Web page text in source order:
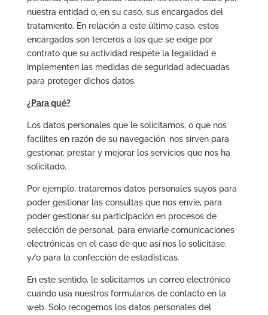
nuestra entidad o, en su caso, sus encargados del
tratamiento. En relación a este último caso, estos
encargados son terceros a los que se exige por
contrato que su actividad respete la legalidad e
implementen las medidas de seguridad adecuadas
para proteger dichos datos.
¿Para qué?
Los datos personales que le solicitamos, o que nos
facilites en razón de su navegación, nos sirven para
gestionar, prestar y mejorar los servicios que nos ha
solicitado.
Por ejemplo, trataremos datos personales suyos para
poder gestionar las consultas que nos envíe, para
poder gestionar su participación en procesos de
selección de personal, para enviarle comunicaciones
electrónicas en el caso de que así nos lo solicitase,
y/o para la confección de estadísticas.
En este sentido, le solicitamos un correo electrónico
cuando usa nuestros formularios de contacto en la
web. Solo recogemos los datos personales del